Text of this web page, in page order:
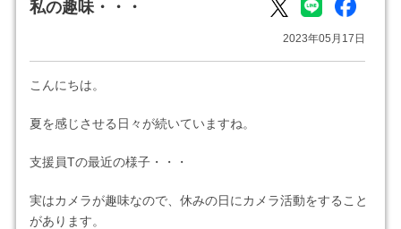
私の趣味・・・
2023年05月17日
こんにちは。
夏を感じさせる日々が続いていますね。
支援員Tの最近の様子・・・
実はカメラが趣味なので、休みの日にカメラ活動をすること
があります。